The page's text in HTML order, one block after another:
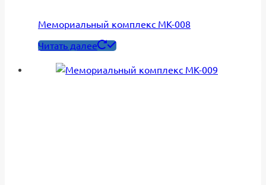
Мемориальный комплекс МК-008
Читать далее